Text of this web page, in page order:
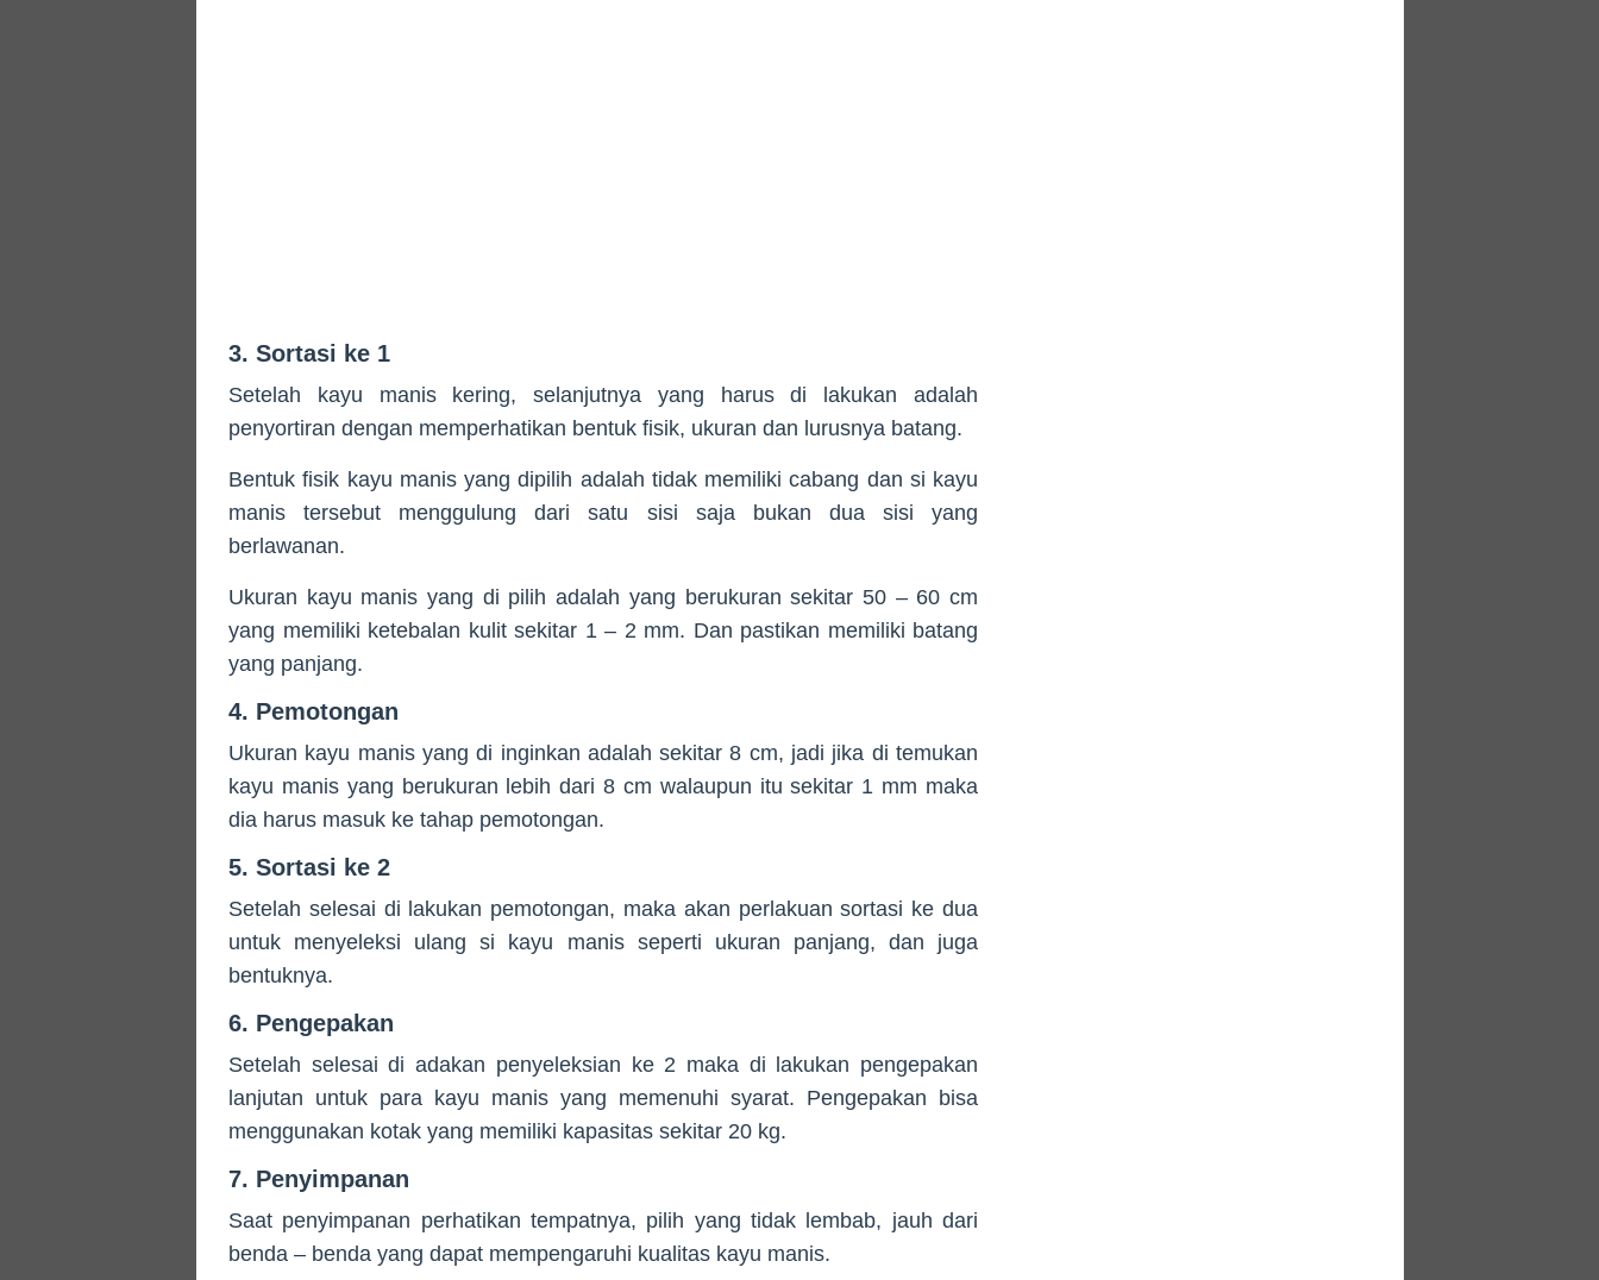
3. Sortasi ke 1
Setelah kayu manis kering, selanjutnya yang harus di lakukan adalah
penyortiran dengan memperhatikan bentuk fisik, ukuran dan lurusnya batang.
Bentuk fisik kayu manis yang dipilih adalah tidak memiliki cabang dan si kayu
manis tersebut menggulung dari satu sisi saja bukan dua sisi yang
berlawanan.
Ukuran kayu manis yang di pilih adalah yang berukuran sekitar 50 – 60 cm
yang memiliki ketebalan kulit sekitar 1 – 2 mm. Dan pastikan memiliki batang
yang panjang.
4. Pemotongan
Ukuran kayu manis yang di inginkan adalah sekitar 8 cm, jadi jika di temukan
kayu manis yang berukuran lebih dari 8 cm walaupun itu sekitar 1 mm maka
dia harus masuk ke tahap pemotongan.
5. Sortasi ke 2
Setelah selesai di lakukan pemotongan, maka akan perlakuan sortasi ke dua
untuk menyeleksi ulang si kayu manis seperti ukuran panjang, dan juga
bentuknya.
6. Pengepakan
Setelah selesai di adakan penyeleksian ke 2 maka di lakukan pengepakan
lanjutan untuk para kayu manis yang memenuhi syarat. Pengepakan bisa
menggunakan kotak yang memiliki kapasitas sekitar 20 kg.
7. Penyimpanan
Saat penyimpanan perhatikan tempatnya, pilih yang tidak lembab, jauh dari
benda – benda yang dapat mempengaruhi kualitas kayu manis.